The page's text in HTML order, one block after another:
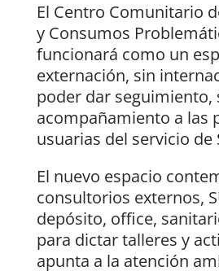
El Centro Comunitario
y Consumos
funcionará como un
externación, sin
poder dar seguimiento,
acompañamiento a las
usuarias del servicio de
El nuevo espacio
consultorios externos,
depósito, office,
para dictar talleres y
apunta a la atención